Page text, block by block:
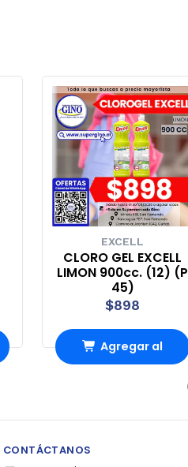
EXCELL
CLORO GEL EXCELL
LIMON 900cc. (12) (P
45)
$898
Agregar al
CONTÁCTANOS